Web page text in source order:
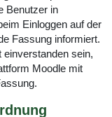
Benutzer in
Einloggen auf der
Fassung informiert.
einverstanden sein,
Moodle mit